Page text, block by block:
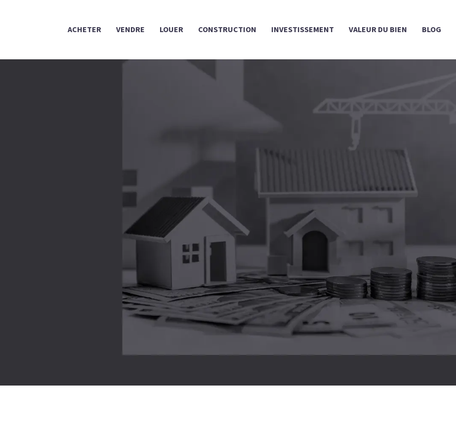
ACHETER VENDRE LOUER CONSTRUCTION INVESTISSEMENT VALEUR DU BIEN BLOG